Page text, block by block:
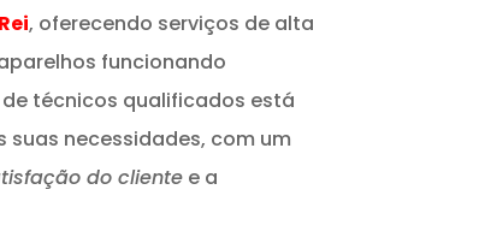
, oferecendo serviços de alta
funcionando
técnicos qualificados está
necessidades, com um
do clientee a